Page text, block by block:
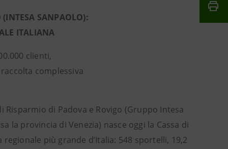
(INTESA SANPAOLO):
ITALIANA
clienti,
complessiva
Risparmio di Padova e Rovigo (Gruppo Intesa
la provincia di Venezia) nasce oggi la Cassa di
più grande d’Italia: 548 sportelli, 19,2